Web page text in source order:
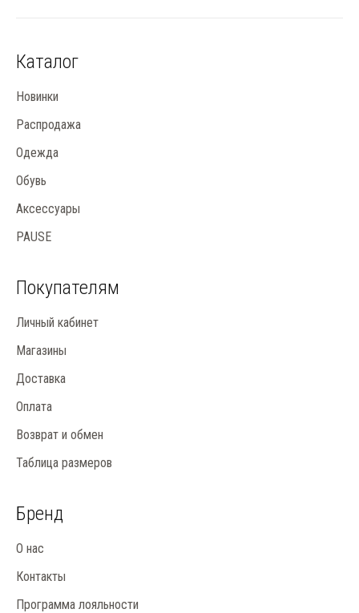
Каталог
Новинки
Распродажа
Одежда
Обувь
Аксессуары
PAUSE
Покупателям
Личный кабинет
Магазины
Доставка
Оплата
Возврат и обмен
Таблица размеров
Бренд
О нас
Контакты
Программа лояльности